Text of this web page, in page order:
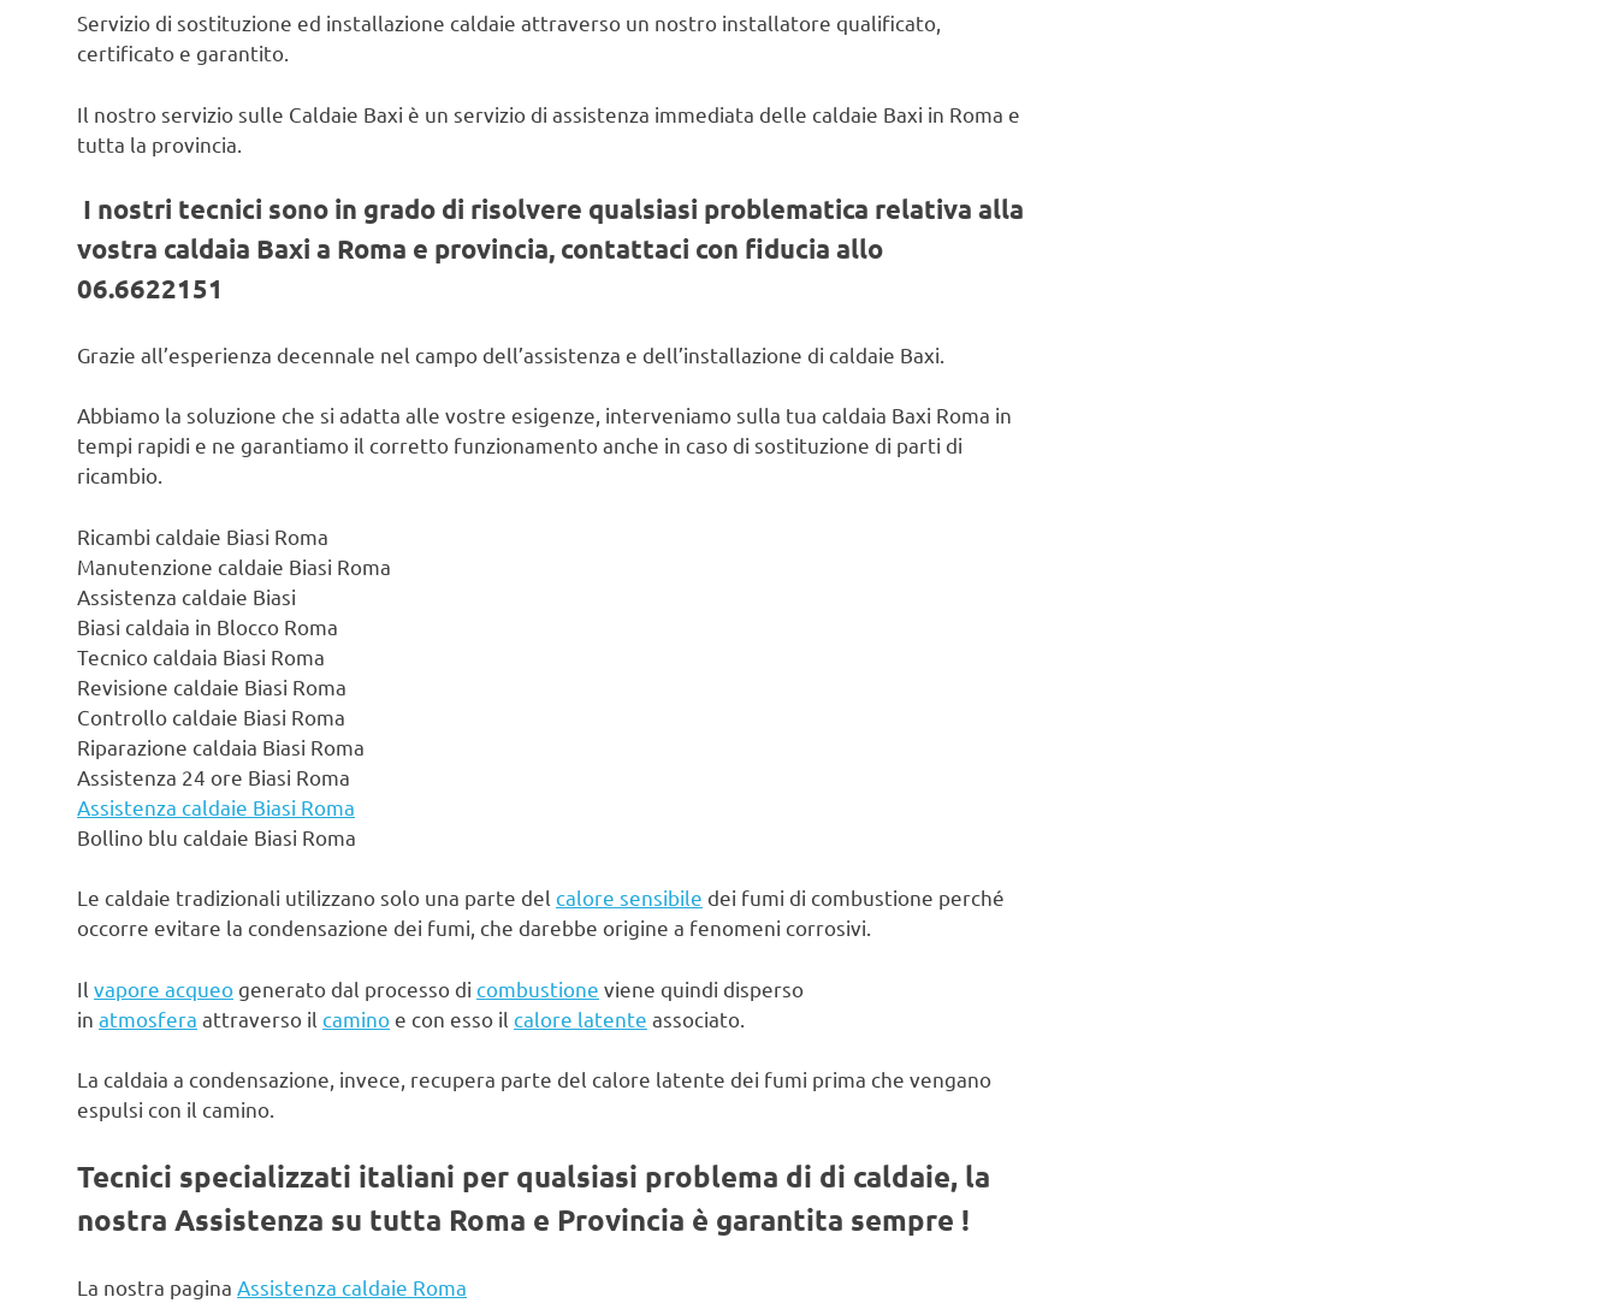
Servizio di sostituzione ed installazione caldaie attraverso un nostro installatore qualificato,
certificato e garantito.
Il nostro servizio sulle Caldaie Baxi è un servizio di assistenza immediata delle caldaie Baxi in Roma e
tutta la provincia.
I nostri tecnici sono in grado di risolvere qualsiasi problematica relativa alla
vostra caldaia Baxi a Roma e provincia, contattaci con fiducia allo
06.6622151
Grazie all’esperienza decennale nel campo dell’assistenza e dell’installazione di caldaie Baxi.
Abbiamo la soluzione che si adatta alle vostre esigenze, interveniamo sulla tua caldaia Baxi Roma in
tempi rapidi e ne garantiamo il corretto funzionamento anche in caso di sostituzione di parti di
ricambio.
Ricambi caldaie Biasi Roma
Manutenzione caldaie Biasi Roma
Assistenza caldaie Biasi
Biasi caldaia in Blocco Roma
Tecnico caldaia Biasi Roma
Revisione caldaie Biasi Roma
Controllo caldaie Biasi Roma
Riparazione caldaia Biasi Roma
Assistenza 24 ore Biasi Roma
Assistenza caldaie Biasi Roma
Bollino blu caldaie Biasi Roma
Le caldaie tradizionali utilizzano solo una parte del calore sensibile dei fumi di combustione perché
occorre evitare la condensazione dei fumi, che darebbe origine a fenomeni corrosivi.
Il vapore acqueo generato dal processo di combustione viene quindi disperso
in atmosfera attraverso il camino e con esso il calore latente associato.
La caldaia a condensazione, invece, recupera parte del calore latente dei fumi prima che vengano
espulsi con il camino.
Tecnici specializzati italiani per qualsiasi problema di di caldaie, la
nostra Assistenza su tutta Roma e Provincia è garantita sempre !
La nostra pagina Assistenza caldaie Roma